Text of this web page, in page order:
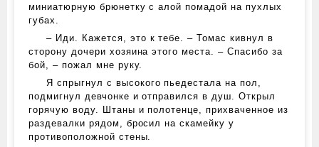
миниатюрную брюнетку с алой помадой на пухлых
губах.
– Иди. Кажется, это к тебе. – Томас кивнул в
сторону дочери хозяина этого места. – Спасибо за
бой, – пожал мне руку.
Я спрыгнул с высокого пьедестала на пол,
подмигнул девчонке и отправился в душ. Открыл
горячую воду. Штаны и полотенце, прихваченное из
раздевалки рядом, бросил на скамейку у
противоположной стены.